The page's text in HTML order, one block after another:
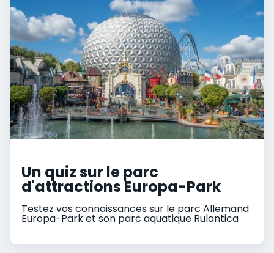
Un quiz sur le parc
d'attractions Europa-Park
Testez vos connaissances sur le parc Allemand
Europa-Park et son parc aquatique Rulantica